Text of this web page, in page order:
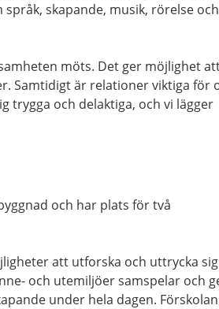
skapande, musik, rörelse och
möts. Det ger möjlighet
Samtidigt är relationer viktiga för
trygga och delaktiga, och vi lägger
och har plats för två
att utforska och uttrycka
och utemiljöer samspelar och
under hela dagen. Förskolan